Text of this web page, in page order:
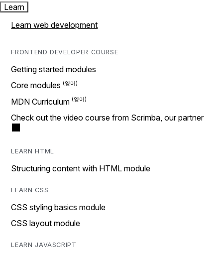
Learn
Learn web development
FRONTEND DEVELOPER COURSE
Getting started modules
Core modules
MDN Curriculum
Check out the video course from Scrimba, our partner
LEARN HTML
Structuring content with HTML module
LEARN CSS
CSS styling basics module
CSS layout module
LEARN JAVASCRIPT